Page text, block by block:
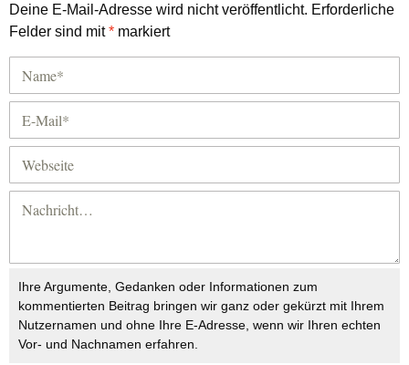
Deine E-Mail-Adresse wird nicht veröffentlicht. Erforderliche
Felder sind mit* markiert
Ihre Argumente, Gedanken oder Informationen zum
kommentierten Beitrag bringen wir ganz oder gekürzt mit Ihrem
Nutzernamen und ohne Ihre E-Adresse, wenn wir Ihren echten
Vor- und Nachnamen erfahren.